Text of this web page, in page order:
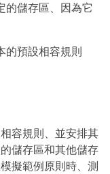
的儲存區、因為它
的預設相容規則
容規則、並安排其
儲存區和其他儲存
擬範例原則時、測